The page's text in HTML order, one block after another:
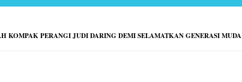
KOMPAK PERANGI JUDI DARING DEMI SELAMATKAN GENERASI MUDA